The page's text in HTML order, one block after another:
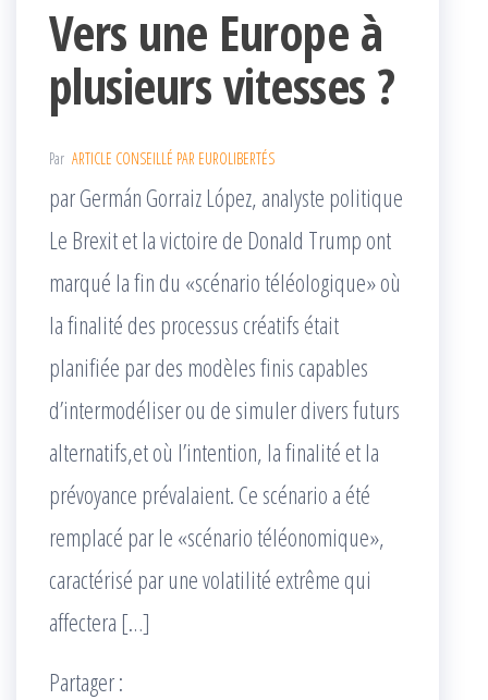
Vers une Europe à
plusieurs vitesses ?
Par ARTICLE CONSEILLÉ PAR EUROLIBERTÉS
par Germán Gorraiz López, analyste politique
Le Brexit et la victoire de Donald Trump ont
marqué la fin du «scénario téléologique» où
la finalité des processus créatifs était
planifiée par des modèles finis capables
d’intermodéliser ou de simuler divers futurs
alternatifs,et où l’intention, la finalité et la
prévoyance prévalaient. Ce scénario a été
remplacé par le «scénario téléonomique»,
caractérisé par une volatilité extrême qui
affectera […]
Partager :